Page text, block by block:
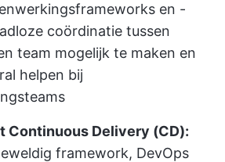
en -
coördinatie tussen
team mogelijk te maken en
helpen bij
Continuous Delivery (CD):
framework, DevOps